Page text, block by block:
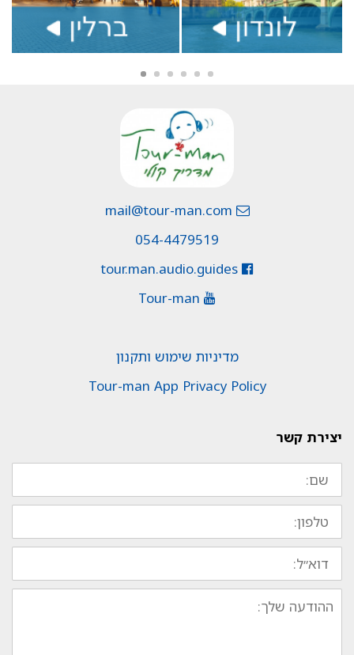
054-4479519
מדיניות שימוש ותקנון
Tour-man App Privacy Policy
יצירת קשר
שם:
טלפון:
דוא״ל:
ההודעה
שלך: